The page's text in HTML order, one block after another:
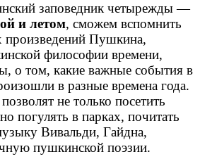
заповедник четырежды —
и летом, сможем вспомнить
Пушкина,
философии времени,
о том, какие важные события в
в разные времена года.
не только посетить
погулять в парках, почитать
Вивальди, Гайдна,
пушкинской поэзии.